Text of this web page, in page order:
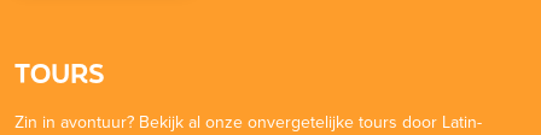
TOURS
Zin in avontuur? Bekijk al onze onvergetelijke tours door Latin-